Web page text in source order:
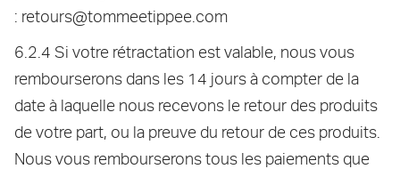
: retours@tommeetippee.com
6.2.4 Si votre rétractation est valable, nous vous
rembourserons dans les 14 jours à compter de la
date à laquelle nous recevons le retour des produits
de votre part, ou la preuve du retour de ces produits.
Nous vous rembourserons tous les paiements que